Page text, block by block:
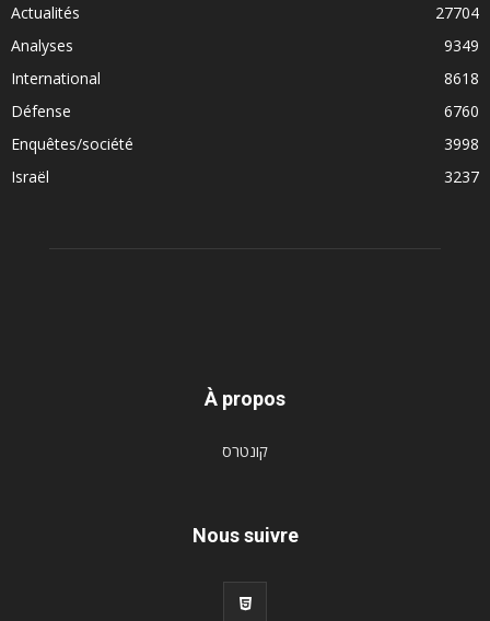
Actualités
27704
Analyses
9349
International
8618
Défense
6760
Enquêtes/société
3998
Israël
3237
À propos
קונטרס
Nous suivre